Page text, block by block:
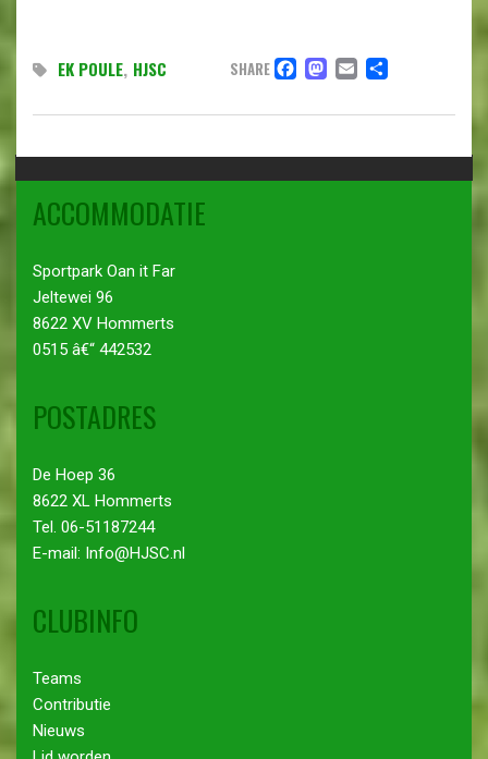
EK POULE, HJSC SHARE FACEBOOK
MASTODON
EMAIL
ACCOMMODATIE
Sportpark Oan it Far
Jeltewei 96
8622 XV Hommerts
0515 â€“ 442532
POSTADRES
De Hoep 36
8622 XL Hommerts
Tel. 06-51187244
E-mail: Info@HJSC.nl
CLUBINFO
Teams
Contributie
Nieuws